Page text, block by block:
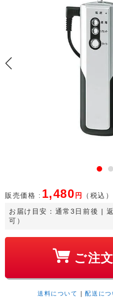
販売価格 : 1,480 円 （税込）
お届け目安： 通常3日前後 |
可）
ご注
送料について |配送につ